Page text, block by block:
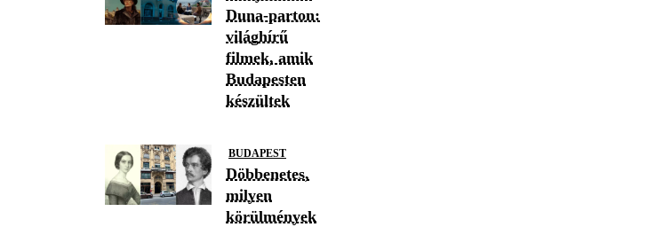
Duna-parton:
világhírű
filmek, amik
Budapesten
készültek
BUDAPEST
Döbbenetes,
milyen
körülmények